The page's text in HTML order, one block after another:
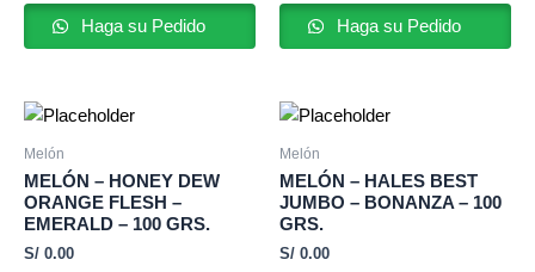
Haga su Pedido Haga su Pedido
Melón
MELÓN – HONEY DEW
ORANGE FLESH –
EMERALD – 100 GRS.
S/ 0.00
Melón
MELÓN – HALES BEST
JUMBO – BONANZA – 100
GRS.
S/ 0.00